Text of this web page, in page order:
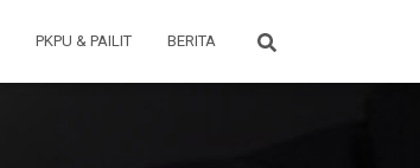
PKPU & PAILIT BERITA